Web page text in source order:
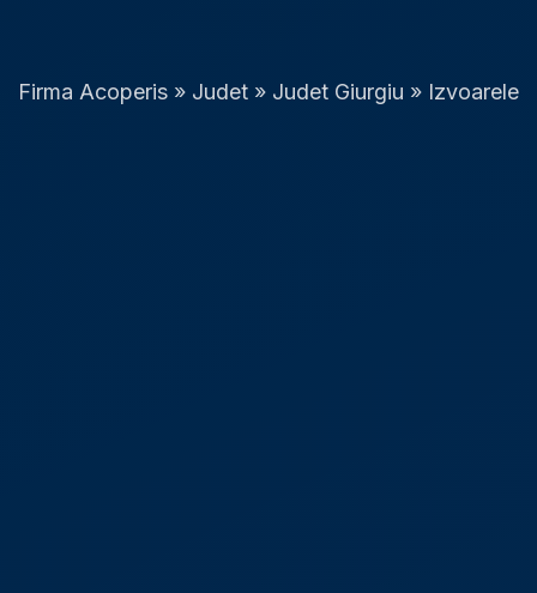
Firma Acoperis » Judet » Judet Giurgiu » Izvoarele